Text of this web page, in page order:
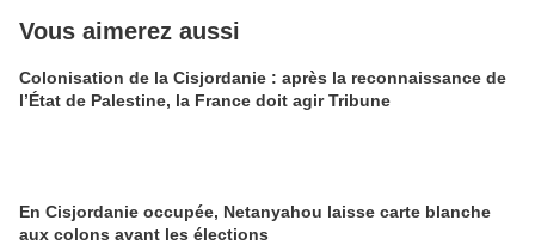
Vous aimerez aussi
Colonisation de la Cisjordanie : après la reconnaissance de
l’État de Palestine, la France doit agir Tribune
En Cisjordanie occupée, Netanyahou laisse carte blanche
aux colons avant les élections